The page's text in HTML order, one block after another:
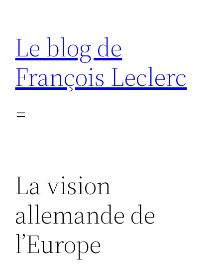
contenu
Le blog de
François Leclerc
La vision
allemande de
l’Europe